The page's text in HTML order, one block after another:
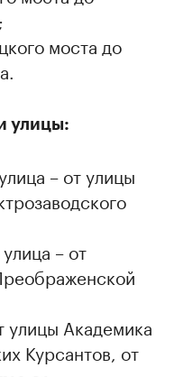
моста до
улицы:
– от улицы
– от
улицы Академика
Курсантов, от